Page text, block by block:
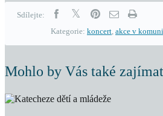
Sdílejte:
Kategorie: koncert, akce v
Mohlo by Vás také zajímat